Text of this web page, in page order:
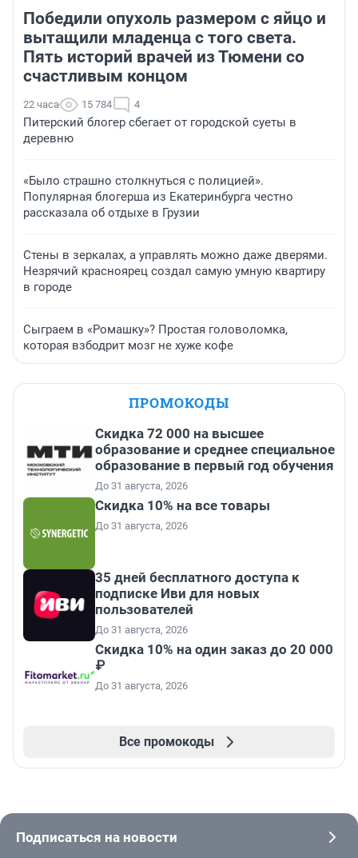
Победили опухоль размером с яйцо и
вытащили младенца с того света.
Пять историй врачей из Тюмени со
счастливым концом
22 часа 15 784 4
Питерский блогер сбегает от городской суеты в
деревню
«Было страшно столкнуться с полицией».
Популярная блогерша из Екатеринбурга честно
рассказала об отдыхе в Грузии
Стены в зеркалах, а управлять можно даже дверями.
Незрячий красноярец создал самую умную квартиру
в городе
Сыграем в «Ромашку»? Простая головоломка,
которая взбодрит мозг не хуже кофе
ПРОМОКОДЫ
Скидка 72 000 на высшее
образование и среднее специальное
образование в первый год обучения
До 31 августа, 2026
Скидка 10% на все товары
До 31 августа, 2026
35 дней бесплатного доступа к
подписке Иви для новых
пользователей
До 31 августа, 2026
Скидка 10% на один заказ до 20 000
₽
До 31 августа, 2026
Все промокоды
Подписаться на новости